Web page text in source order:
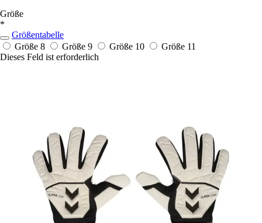
Größe
*
Größentabelle
Größe 8
Größe 9 Größe 10
Größe 11
Dieses Feld ist erforderlich